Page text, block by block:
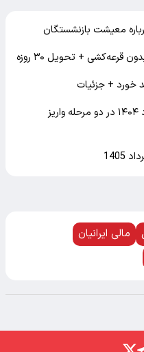
معیشت بازنشستگان
قرعه‌کشی + تحویل ۳۰ روزه
خورد + جزئیات
خبر مهم برای سهام عدالتی ها / سود ۱۴۰۴ در دو مرحله واریز
مالی ایرانیان